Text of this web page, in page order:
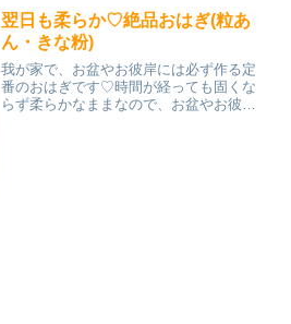
販）みんな...
翌日も柔らか♡絶品おはぎ(粒あ
ん・きな粉)
我が家で、お盆やお彼岸には必ず作る定
番のおはぎです♡時間が経っても固くな
らず柔らかなままなので、お盆やお彼岸